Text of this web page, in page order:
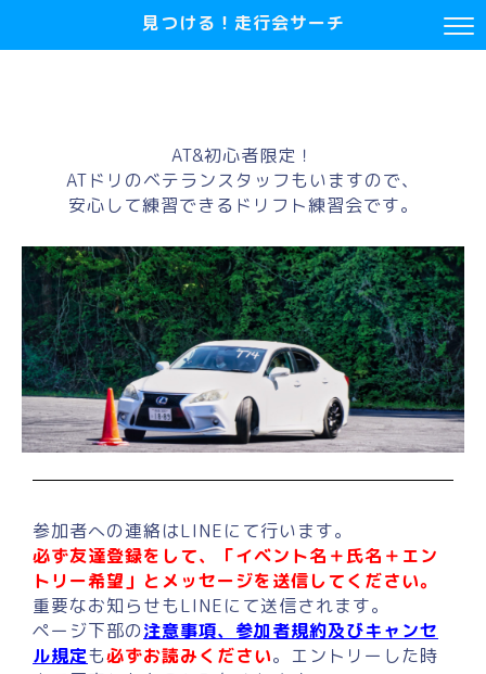
見つける！走行会サーチ
AT&初心者限定！
ATドリのベテランスタッフもいますので、
安心して練習できるドリフト練習会です。
参加者への連絡はLINEにて行います。
必ず友達登録をして、「イベント名＋氏名＋エン
トリー希望」とメッセージを送信してください。
重要なお知らせもLINEにて送信されます。
ページ下部の注意事項、参加者規約及びキャンセ
ル規定も必ずお読みください。エントリーした時